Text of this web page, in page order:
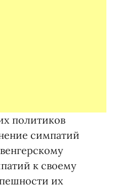
политиков
симпатий
к своему
их